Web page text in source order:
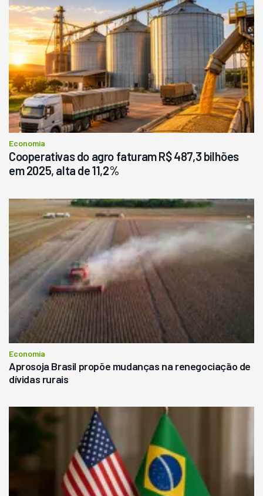
Economia
Cooperativas do agro faturam R$ 487,3 bilhões
em 2025, alta de 11,2%
Economia
Aprosoja Brasil propõe mudanças na renegociação de
dívidas rurais